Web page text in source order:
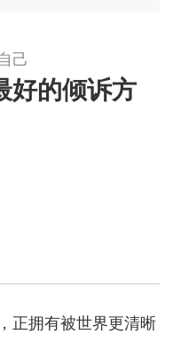
己
好的倾诉方
正拥有被世界更清晰